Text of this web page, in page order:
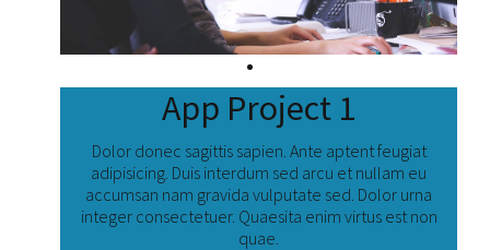
App Project 1
Dolor donec sagittis sapien. Ante aptent feugiat
adipisicing. Duis interdum sed arcu et nullam eu
accumsan nam gravida vulputate sed. Dolor urna
integer consectetuer. Quaesita enim virtus est non
quae.